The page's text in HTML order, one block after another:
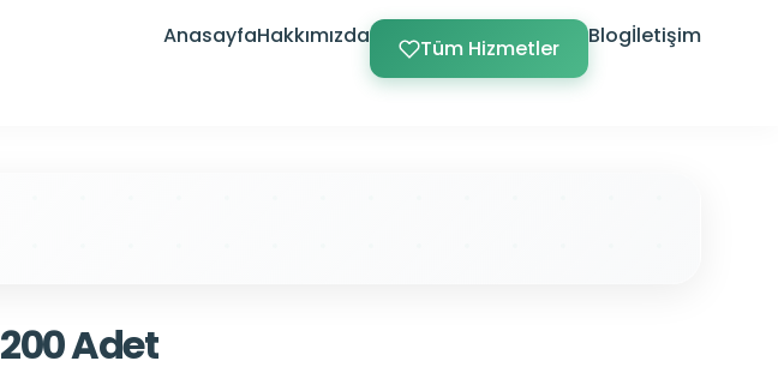
AnasayfaHakkımızda Tüm Hizmetler Blogİletişim
200 Adet